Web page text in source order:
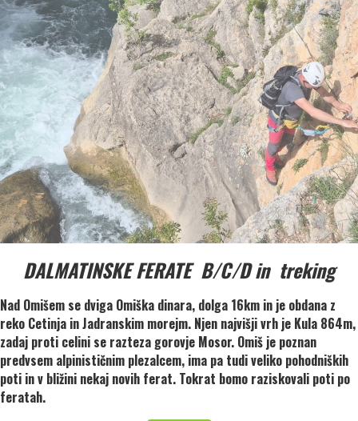
DALMATINSKE FERATE B/C/D in treking
Nad Omišem se dviga Omiška dinara, dolga 16km in je obdana z
reko Cetinja in Jadranskim morejm. Njen najvišji vrh je Kula 864m,
zadaj proti celini se razteza gorovje Mosor. Omiš je poznan
predvsem alpinističnim plezalcem, ima pa tudi veliko pohodniških
poti in v bližini nekaj novih ferat. Tokrat bomo raziskovali poti po
feratah.